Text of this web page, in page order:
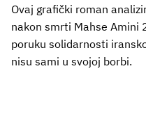
Ovaj grafički roman
nakon smrti Mahse Amini
poruku solidarnosti
nisu sami u svojoj borbi.